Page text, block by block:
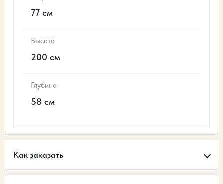
77 см
Высота
200 см
Глубина
58 см
Как заказать